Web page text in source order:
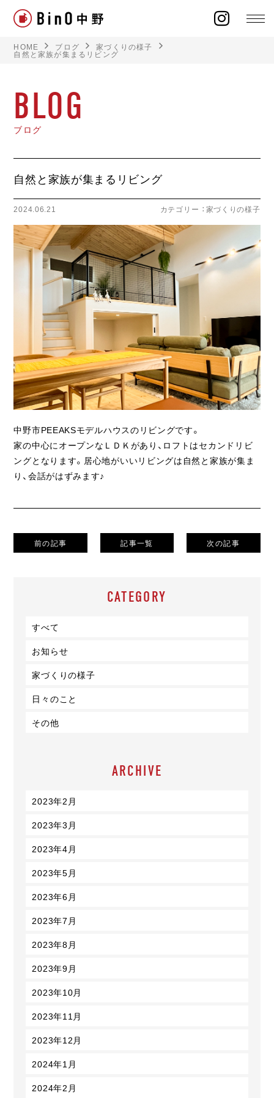
ラインナップ
施工事例
オーナー様の声
モデルハウス
ライフスタイル
クオリティ
お知らせ
ブログ
会社概要
スタッフ紹介
採用情報
HOME ブログ 家づくりの様子
自然と家族が集まるリビング
BLOG
ブログ
自然と家族が集まるリビング
2024.06.21 カテゴリー ： 家づくりの様子
中野市PEEAKSモデルハウスのリビングです。
家の中心にオープンなＬＤＫがあり、ロフトはセカンドリビ
ングとなります。居心地がいいリビングは自然と家族が集ま
り、会話がはずみます♪
前の記事 記事一覧 次の記事
CATEGORY
すべて
お知らせ
家づくりの様子
日々のこと
その他
ARCHIVE
2023年2月
2023年3月
2023年4月
2023年5月
2023年6月
2023年7月
2023年8月
2023年9月
2023年10月
2023年11月
2023年12月
2024年1月
2024年2月